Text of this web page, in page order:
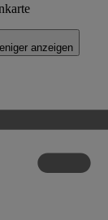
anzeigen